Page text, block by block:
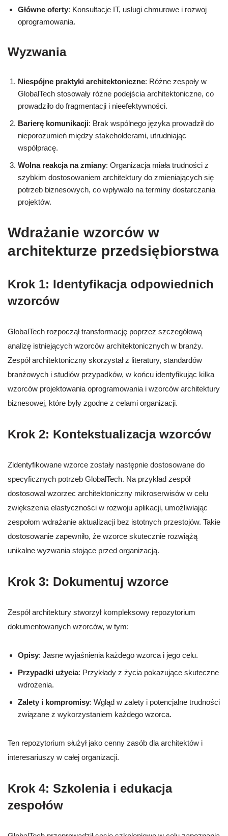
Główne oferty: Konsultacje IT, usługi chmurowe i rozwoj
oprogramowania.
Wyzwania
Niespójne praktyki architektoniczne: Różne zespoły w
GlobalTech stosowały różne podejścia architektoniczne, co
prowadziło do fragmentacji i nieefektywności.
Barierę komunikacji: Brak wspólnego języka prowadził do
nieporozumień między stakeholderami, utrudniając
współpracę.
Wolna reakcja na zmiany: Organizacja miała trudności z
szybkim dostosowaniem architektury do zmieniających się
potrzeb biznesowych, co wpływało na terminy dostarczania
projektów.
Wdrażanie wzorców w
architekturze przedsiębiorstwa
Krok 1: Identyfikacja odpowiednich
wzorców
GlobalTech rozpoczął transformację poprzez szczegółową
analizę istniejących wzorców architektonicznych w branży.
Zespół architektoniczny skorzystał z literatury, standardów
branżowych i studiów przypadków, w końcu identyfikując kilka
wzorców projektowania oprogramowania i wzorców architektury
biznesowej, które były zgodne z celami organizacji.
Krok 2: Kontekstualizacja wzorców
Zidentyfikowane wzorce zostały następnie dostosowane do
specyficznych potrzeb GlobalTech. Na przykład zespół
dostosował wzorzec architektoniczny mikroserwisów w celu
zwiększenia elastyczności w rozwoju aplikacji, umożliwiając
zespołom wdrażanie aktualizacji bez istotnych przestojów. Takie
dostosowanie zapewniło, że wzorce skutecznie rozwiążą
unikalne wyzwania stojące przed organizacją.
Krok 3: Dokumentuj wzorce
Zespół architektury stworzył kompleksowy repozytorium
dokumentowanych wzorców, w tym:
Opisy: Jasne wyjaśnienia każdego wzorca i jego celu.
Przypadki użycia: Przykłady z życia pokazujące skuteczne
wdrożenia.
Zalety i kompromisy: Wgląd w zalety i potencjalne trudności
związane z wykorzystaniem każdego wzorca.
Ten repozytorium służył jako cenny zasób dla architektów i
interesariuszy w całej organizacji.
Krok 4: Szkolenia i edukacja
zespołów